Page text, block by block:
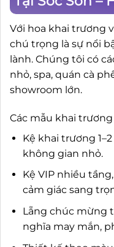
Với hoa khai trương
chú trọng là sự nổi
lành. Chúng tôi có
nhỏ, spa, quán cà
showroom lớn.
Các mẫu khai
Kệ khai trương
không gian nhỏ.
Kệ VIP nhiều
cảm giác sang
Lẵng chúc mừng
nghĩa may mắn,